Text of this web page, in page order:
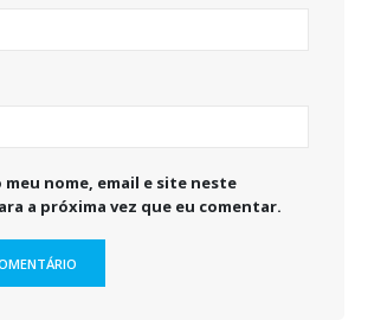
meu nome, email e site neste
a próxima vez que eu comentar.